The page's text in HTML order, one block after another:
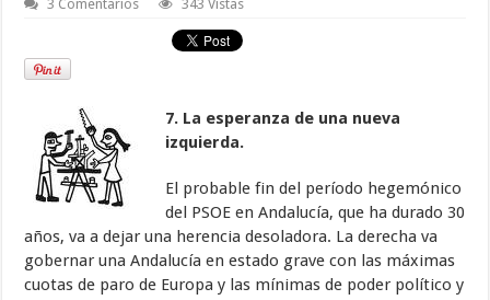
3 Comentarios
343 Vistas
7. La esperanza de una nueva
izquierda.
El probable fin del período hegemónico
del PSOE en Andalucía, que ha durado 30
años, va a dejar una herencia desoladora. La derecha va
gobernar una Andalucía en estado grave con las máximas
cuotas de paro de Europa y las mínimas de poder político y